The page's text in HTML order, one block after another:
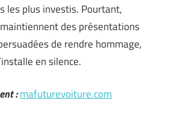
les plus investis. Pourtant,
des présentations
de rendre hommage,
en silence.
:mafuturevoiture.com